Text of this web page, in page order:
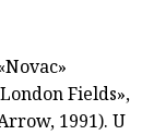
Fields»,
1991). U